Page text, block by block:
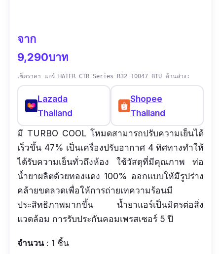
จาก
9,290บาท
เช็คราคา แอร์ HAIER CTR Series R32 10047 BTU ด้านล่าง:
Lazada
Thailand
Shopee
Thailand
มี TURBO COOL โหมดสามารถปรับความเย็นได้
เร็วขึ้น 47% เป็นเครื่องปรับอากาศ 4 ทิศทางทำให้
ได้รับความเย็นทั่วถึงห้อง ใช้วัสดุที่มีคุณภาพ ท่อ
น้ำยาผลิตด้วยทองแดง 100% ออกแบบให้มีรูปร่าง
คล้ายขดลวดเพื่อให้การถ่ายเทความร้อนมี
ประสิทธิภาพมากขึ้น น้ำยาแอร์เป็นมิตรต่อสิ่ง
แวดล้อม การรับประกันคอมเพรสเซอร์ 5 ปี
จำนวน: 1 ชิ้น